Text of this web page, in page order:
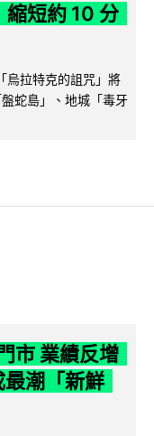
縮短約 10 分
烏拉特克的詛咒」將
蛇島」、地城「毒牙
市 業績反增
潮「新鮮